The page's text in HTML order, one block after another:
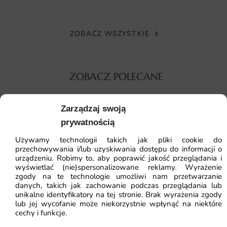
Zarządzaj swoją
prywatnością
Używamy technologii takich jak pliki cookie do
przechowywania i/lub uzyskiwania dostępu do informacji o
urządzeniu. Robimy to, aby poprawić jakość przeglądania i
wyświetlać (nie)spersonalizowane reklamy. Wyrażenie
zgody na te technologie umożliwi nam przetwarzanie
danych, takich jak zachowanie podczas przeglądania lub
unikalne identyfikatory na tej stronie. Brak wyrażenia zgody
lub jej wycofanie może niekorzystnie wpłynąć na niektóre
cechy i funkcje.
idealnie dopasuje się do Twojej ściany.
numeracją, a krawędzie połączą się w jednolity obraz.
Dlaczego warto wybrać tę fototapetę
Fototapeta Żółty i Czarny to połączenie estetyki, jakości i
praktyczności w jednym produkcie. Każdy element – od
projektu graficznego po materiał i druk – został
przemyślany tak, aby spełniał oczekiwania nawet
najbardziej wymagających klientów.
ekologiczna włóknina o wysokiej gramaturze zapewnia
trwałość i łatwy montaż
ZOBACZ WSZYSTKIE
ZOBACZ POLECANE
Fototapeta Roślinna — wzór 1718
41.93zł 64.51zł
Najniższa cena z 30 dni:
41.93zł
Najniższa cena